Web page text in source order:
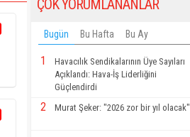
ÇOK YORUMLANANLAR
Bugün Bu Hafta Bu Ay
1
Havacılık Sendikalarının Üye Sayıları
Açıklandı: Hava-İş Liderliğini
Güçlendirdi
2 Murat Şeker: "2026 zor bir yıl olacak"